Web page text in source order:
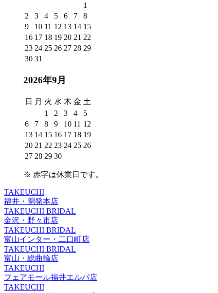
1
2
3 4 5 6 7
8
9
10 11 12 13 14 15
16 17 18 19 20 21 22
23 24 25 26 27 28 29
30 31
2026年9月
日 月 火 水 木 金 土
1
2 3 4
5
6
7 8 9 10 11 12
13 14 15 16 17 18 19
20 21 22 23 24 25 26
27 28 29 30
※ 赤字は休業日 です。
TAKEUCHI
福井・開発本店
TAKEUCHI BRIDAL
金沢・野々市店
TAKEUCHI BRIDAL
富山インター・二口町店
TAKEUCHI BRIDAL
富山・総曲輪店
TAKEUCHI
フェアモール福井エルパ店
TAKEUCHI